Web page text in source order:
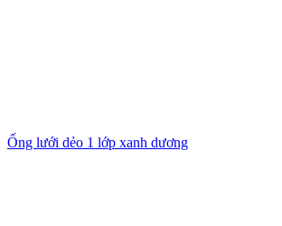
Ống lưới dẻo 1 lớp xanh dương